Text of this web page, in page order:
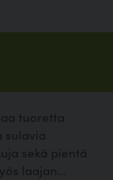
tuoretta
sulavia
sekä pientä
laajan...